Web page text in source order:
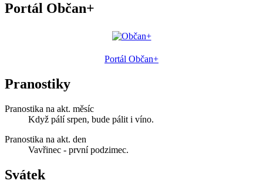
Portál Občan+
Portál Občan+
Pranostiky
Pranostika na akt. měsíc
Když pálí srpen, bude pálit i víno.
Pranostika na akt. den
Vavřinec - první podzimec.
Svátek